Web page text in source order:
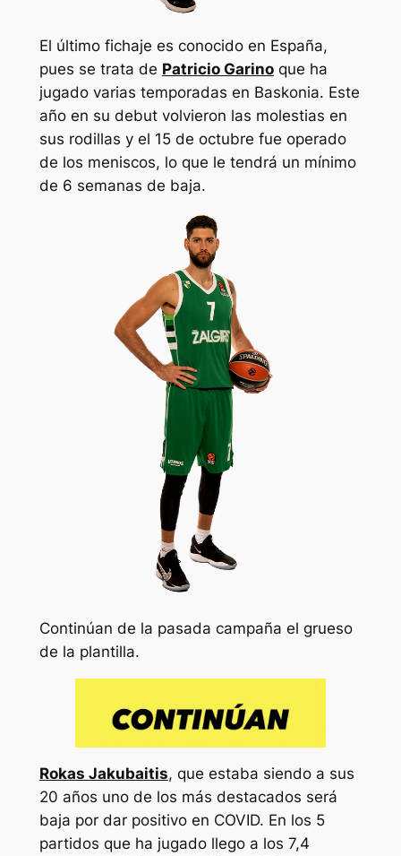
El último fichaje es conocido en España,
pues se trata de Patricio Garinoque ha
jugado varias temporadas en Baskonia. Este
año en su debut volvieron las molestias en
sus rodillas y el 15 de octubre fue operado
de los meniscos, lo que le tendrá un mínimo
de 6 semanas de baja.
Continúan de la pasada campaña el grueso
de la plantilla.
Rokas Jakubaitis, que estaba siendo a sus
20 años uno de los más destacados será
baja por dar positivo en COVID. En los 5
partidos que ha jugado llego a los 7,4